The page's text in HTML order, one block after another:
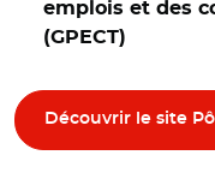
emplois et des
(GPECT)
Découvrir le site